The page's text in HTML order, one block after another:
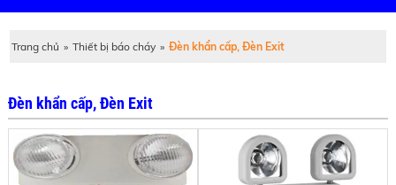
Trang chủ » Thiết bị báo cháy » Đèn khẩn cấp, Đèn Exit
Đèn khẩn cấp, Đèn Exit